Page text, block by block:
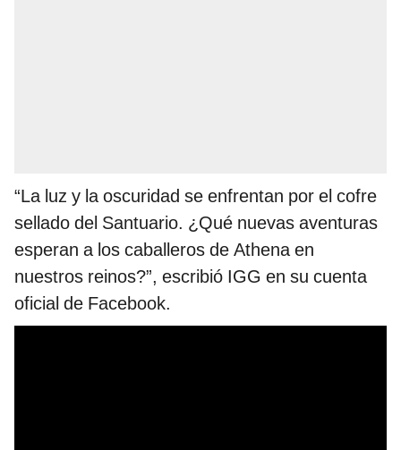
“La luz y la oscuridad se enfrentan por el cofre
sellado del Santuario. ¿Qué nuevas aventuras
esperan a los caballeros de Athena en
nuestros reinos?”, escribió IGG en su cuenta
oficial de Facebook.